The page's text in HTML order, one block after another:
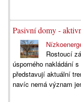
Pasivní domy -
Rostoucí
úsporného nakládání
představují aktuální
navíc nemá význam